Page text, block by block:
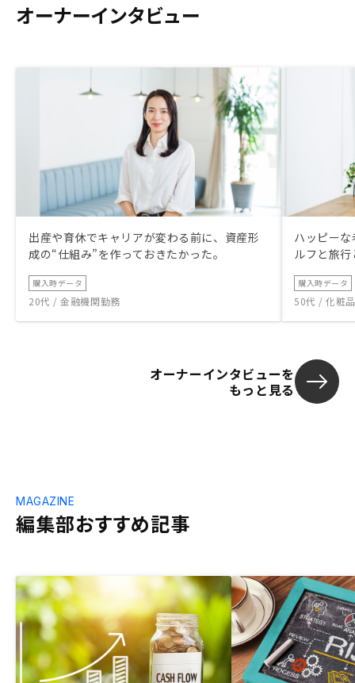
オーナーインタビュー
出産や育休でキャリアが変わる前に、資産形
成の“仕組み”を作っておきたかった。
購入時データ
20代 / 金融機関勤務
ハッピー
ルフと旅
購入時データ
50代 / 化粧
オーナーインタビューを
もっと見る
編集部おすすめ記事
MAGAZINE